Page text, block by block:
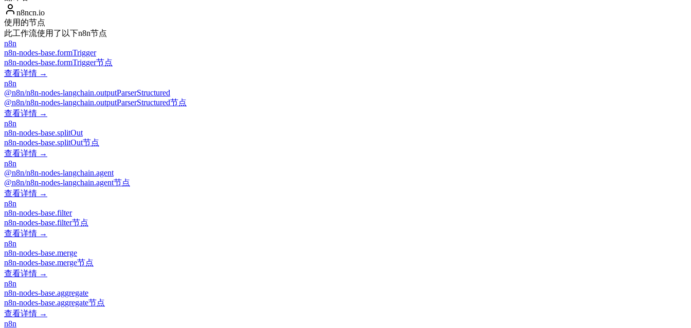
n8ncn.io
使用的节点
此工作流使用了以下n8n节点
n8n
n8n-nodes-base.formTrigger
n8n-nodes-base.formTrigger节点
查看详情 →
n8n
@n8n/n8n-nodes-langchain.outputParserStructured
@n8n/n8n-nodes-langchain.outputParserStructured节点
查看详情 →
n8n
n8n-nodes-base.splitOut
n8n-nodes-base.splitOut节点
查看详情 →
n8n
@n8n/n8n-nodes-langchain.agent
@n8n/n8n-nodes-langchain.agent节点
查看详情 →
n8n
n8n-nodes-base.filter
n8n-nodes-base.filter节点
查看详情 →
n8n
n8n-nodes-base.merge
n8n-nodes-base.merge节点
查看详情 →
n8n
n8n-nodes-base.aggregate
n8n-nodes-base.aggregate节点
查看详情 →
n8n